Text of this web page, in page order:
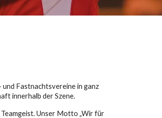
Fastnachtsvereine in ganz
innerhalb der Szene.
Unser Motto „Wir für